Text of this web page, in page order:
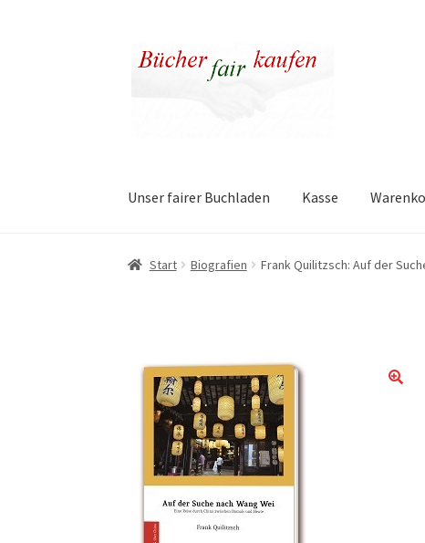
Zur
Navigation
Zum
Inhalt
Unser fairer Buchladen Kasse
Start Biografien Frank Quilitzsch: Auf der